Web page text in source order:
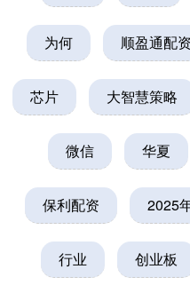
为何 顺盈通配资
芯片 大智慧策略
微信 华夏
保利配资 2025
行业 创业板